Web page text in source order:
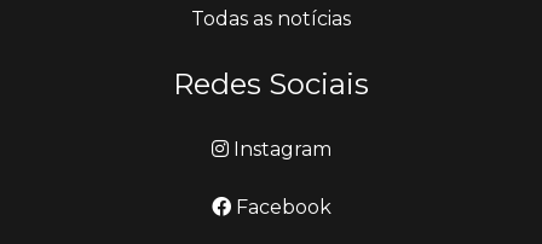
Todas as notícias
Redes Sociais
Instagram
Facebook